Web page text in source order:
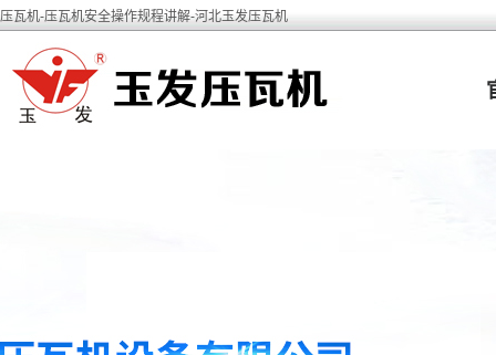
压瓦机-压瓦机安全操作规程讲解-河北玉发压瓦机